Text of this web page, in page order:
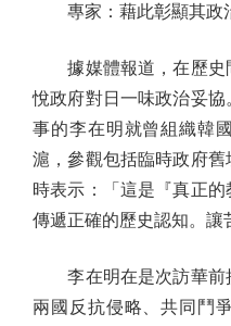
專家：藉此彰顯其政
據媒體報道，在歷史
悅政府對日一味政治妥協
事的李在明就曾組織韓
滬，參觀包括臨時政府
時表示：「這是『真正
傳遞正確的歷史認知。讓
李在明在是次訪華前
兩國反抗侵略、共同鬥